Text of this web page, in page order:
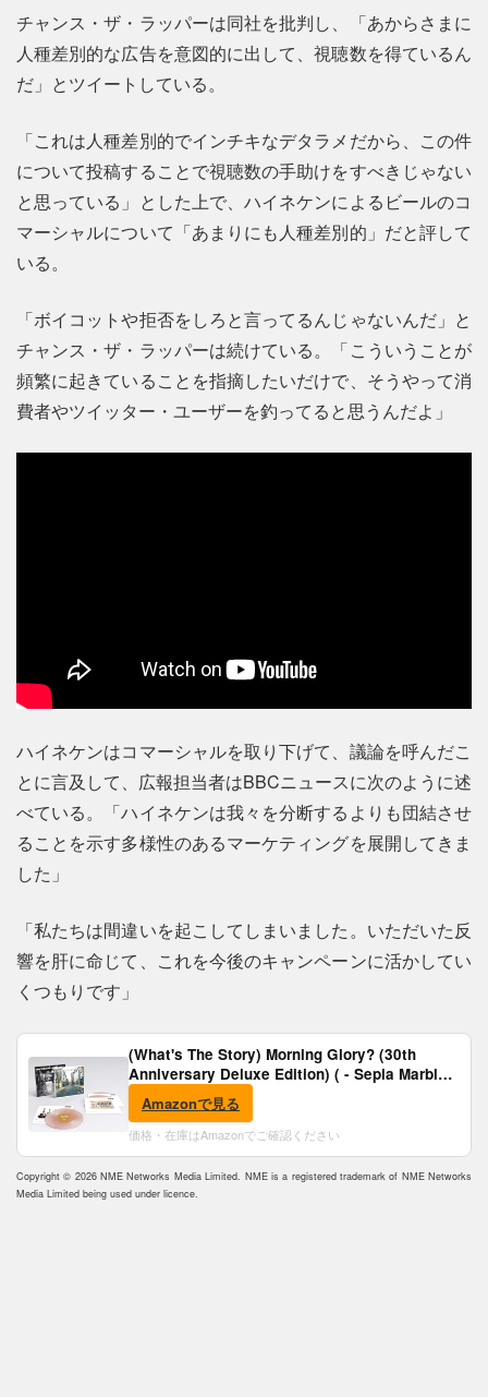
チャンス・ザ・ラッパーは同社を批判し、「あからさまに
人種差別的な広告を意図的に出して、視聴数を得ているん
だ」とツイートしている。
「これは人種差別的でインチキなデタラメだから、この件
について投稿することで視聴数の手助けをすべきじゃない
と思っている」とした上で、ハイネケンによるビールのコ
マーシャルについて「あまりにも人種差別的」だと評して
いる。
「ボイコットや拒否をしろと言ってるんじゃないんだ」と
チャンス・ザ・ラッパーは続けている。「こういうことが
頻繁に起きていることを指摘したいだけで、そうやって消
費者やツイッター・ユーザーを釣ってると思うんだよ」
ハイネケンはコマーシャルを取り下げて、議論を呼んだこ
とに言及して、広報担当者はBBCニュースに次のように述
べている。「ハイネケンは我々を分断するよりも団結させ
ることを示す多様性のあるマーケティングを展開してきま
した」
「私たちは間違いを起こしてしまいました。いただいた反
響を肝に命じて、これを今後のキャンペーンに活かしてい
くつもりです」
(What's The Story) Morning Glory? (30th
Anniversary Deluxe Edition) ( - Sepia Marble
Vinyl) [Analog]
Amazonで見る
価格・在庫はAmazonでご確認ください
Copyright © 2026 NME Networks Media Limited. NME is a registered trademark of NME Networks
Media Limited being used under licence.